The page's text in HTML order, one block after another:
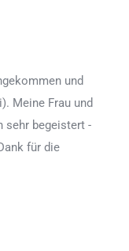
und
Meine Frau und
sehr begeistert -
für die